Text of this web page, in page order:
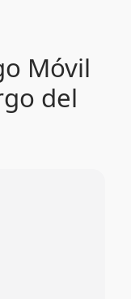
Móvil
del